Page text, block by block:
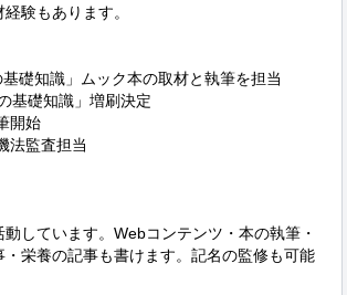
験もあります。
礎知識」ムック本の取材と執筆を担当
基礎知識」増刷決定
開始
法監査担当
しています。Webコンテンツ・本の執筆・
栄養の記事も書けます。記名の監修も可能